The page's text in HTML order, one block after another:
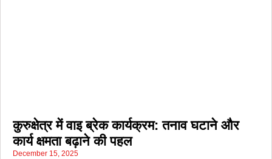
कुरुक्षेत्र में वाइ ब्रेक कार्यक्रम: तनाव घटाने और
कार्य क्षमता बढ़ाने की पहल
December 15, 2025